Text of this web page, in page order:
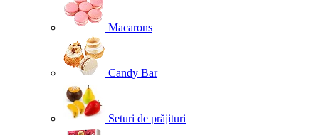
Macarons
Candy Bar
Seturi de prăjituri